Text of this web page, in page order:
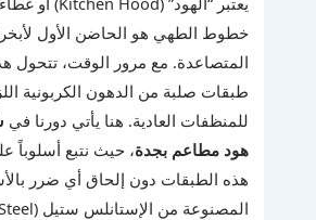
خطوط الطهي هو الحاضن الأول
المتصاعدة. مع مرور الوقت، تتحول
طبقات صلبة من الدهون الكربونية
للمنظفات العادية. هنا يأتي دورنا في
هود مطاعم بجدة، حيث نتبع أسلوباً
هذه الطبقات دون إلحاق أي ضرر
المصنوعة من الإستانلس ستيل (Stainless Steel).